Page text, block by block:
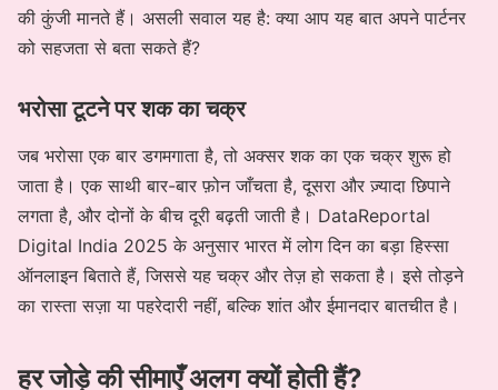
की कुंजी मानते हैं। असली सवाल यह है: क्या आप यह बात अपने पार्टनर
को सहजता से बता सकते हैं?
भरोसा टूटने पर शक का चक्र
जब भरोसा एक बार डगमगाता है, तो अक्सर शक का एक चक्र शुरू हो
जाता है। एक साथी बार-बार फ़ोन जाँचता है, दूसरा और ज़्यादा छिपाने
लगता है, और दोनों के बीच दूरी बढ़ती जाती है। DataReportal
Digital India 2025 के अनुसार भारत में लोग दिन का बड़ा हिस्सा
ऑनलाइन बिताते हैं, जिससे यह चक्र और तेज़ हो सकता है। इसे तोड़ने
का रास्ता सज़ा या पहरेदारी नहीं, बल्कि शांत और ईमानदार बातचीत है।
हर जोड़े की सीमाएँ अलग क्यों होती हैं?